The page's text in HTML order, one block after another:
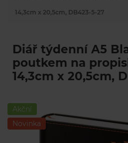
14,3cm x 20,5cm, DB423-5-27
Diář týdenní A5
poutkem na
14,3cm x 20,5cm,
Akční
Novinka